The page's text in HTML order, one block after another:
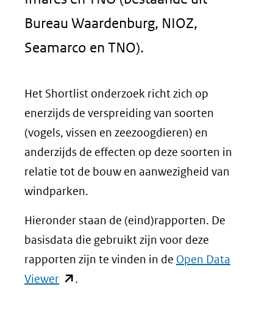
Bureau Waardenburg, NIOZ,
Seamarco en TNO).
Het Shortlist onderzoek richt zich op
enerzijds de verspreiding van soorten
(vogels, vissen en zeezoogdieren) en
anderzijds de effecten op deze soorten in
relatie tot de bouw en aanwezigheid van
windparken.
Hieronder staan de (eind)rapporten. De
basisdata die gebruikt zijn voor deze
rapporten zijn te vinden in de Open Data
Viewer(opent
.